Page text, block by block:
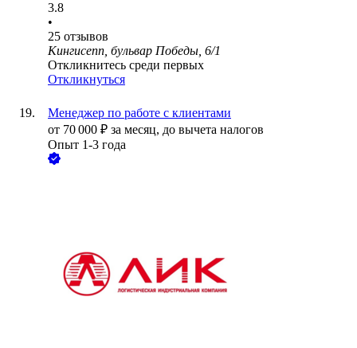
3.8
•
25 отзывов
Кингисепп, бульвар Победы, 6/1
Откликнитесь среди первых
Откликнуться
Менеджер по работе с клиентами
от 70 000 ₽ за месяц, до вычета налогов
Опыт 1-3 года